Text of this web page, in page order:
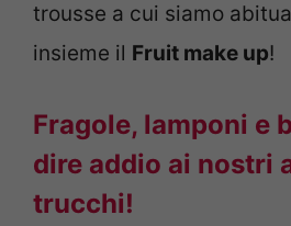
trousse a cui siamo
insieme il Fruit make up!
Fragole, lamponi e
dire addio ai nostri
trucchi!